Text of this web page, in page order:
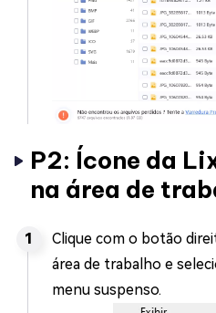
P2: Ícone da
na área de
Clique com o botão
área de trabalho e
menu suspenso.